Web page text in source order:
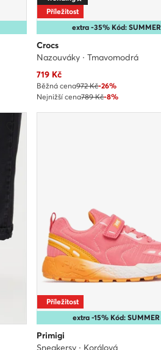
extra -35% Kód: SUMMER
Příležitost
Crocs
Nazouváky · Tmavomodrá
Aktuální cena
719 Kč
Běžná cena972 Kč-26%
Nejnižší cena789 Kč-8%
extra -15% Kód: SUMMER
Příležitost
Primigi
Sneakersy · Korálová